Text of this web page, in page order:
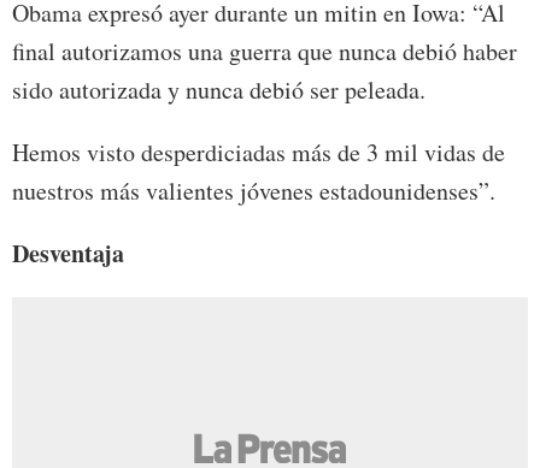
Obama expresó ayer durante un mitin en Iowa: “Al
final autorizamos una guerra que nunca debió haber
sido autorizada y nunca debió ser peleada.
Hemos visto desperdiciadas más de 3 mil vidas de
nuestros más valientes jóvenes estadounidenses”.
Desventaja